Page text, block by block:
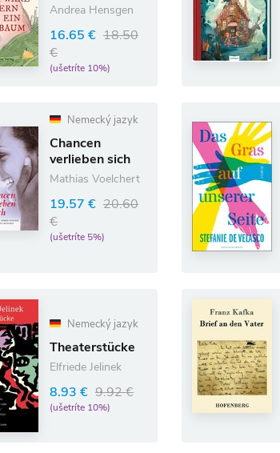
Andrea Hensgen
16.65 € 18.50
€
(ušetríte 10%)
Nemecký jazyk
Chancen
verlieben sich
Mathias Voelchert
19.57 € 20.60
€
(ušetríte 5%)
Nemecký jazyk
Theaterstücke
Elfriede Jelinek
8.93 € 9.92 €
(ušetríte 10%)